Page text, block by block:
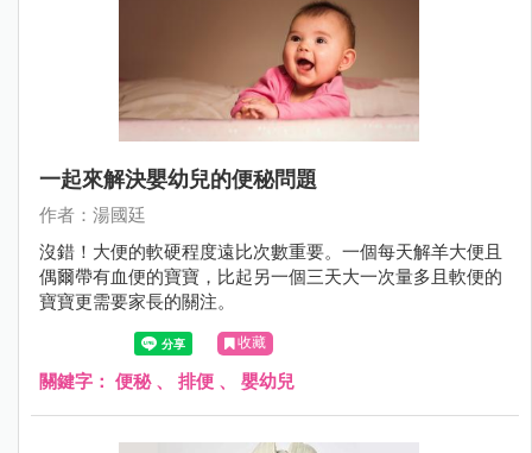
一起來解決嬰幼兒的便秘問題
作者：湯國廷
沒錯！大便的軟硬程度遠比次數重要。一個每天解羊大便且
偶爾帶有血便的寶寶，比起另一個三天大一次量多且軟便的
寶寶更需要家長的關注。
收藏
關鍵字： 便秘、 排便 、 嬰幼兒